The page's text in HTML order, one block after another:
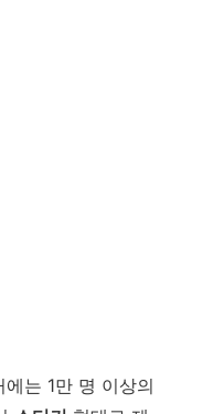
는 1만 명 이상의